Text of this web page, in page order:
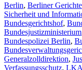
Berlin, Berliner Gerichte
Sicherheit und
Bundesgerichtshof,
Bundesjustizministerium
Bundespolizei Berlin,
Generalzolldirektion,
Verfassungsschutz,